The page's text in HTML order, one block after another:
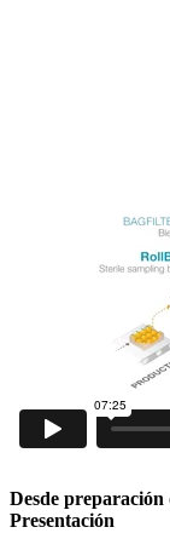
Desde preparación
Presentación